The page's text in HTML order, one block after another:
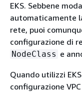
EKS. Sebbene
automaticamente
rete, puoi
configurazione di
NodeClass e
Quando utilizzi
configurazione